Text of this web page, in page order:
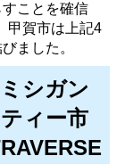
ことを確信
甲賀市は上記4
ました。
シガン
ィー市